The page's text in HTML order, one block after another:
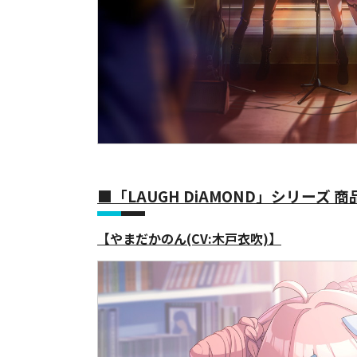
■「LAUGH DiAMOND」シリーズ 商
【やまだかのん(CV:木戸衣吹)】